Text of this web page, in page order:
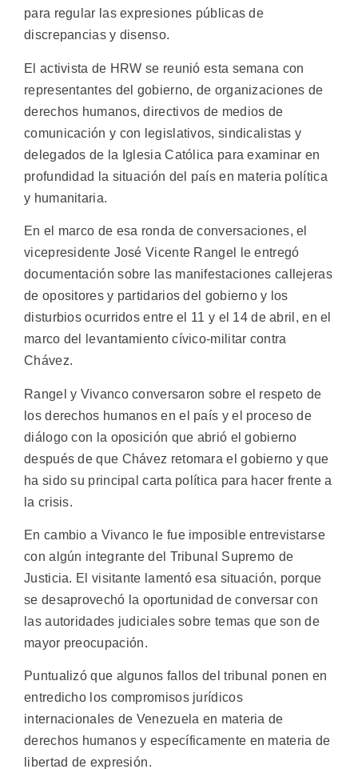
para regular las expresiones públicas de
discrepancias y disenso.
El activista de HRW se reunió esta semana con
representantes del gobierno, de organizaciones de
derechos humanos, directivos de medios de
comunicación y con legislativos, sindicalistas y
delegados de la Iglesia Católica para examinar en
profundidad la situación del país en materia política
y humanitaria.
En el marco de esa ronda de conversaciones, el
vicepresidente José Vicente Rangel le entregó
documentación sobre las manifestaciones callejeras
de opositores y partidarios del gobierno y los
disturbios ocurridos entre el 11 y el 14 de abril, en el
marco del levantamiento cívico-militar contra
Chávez.
Rangel y Vivanco conversaron sobre el respeto de
los derechos humanos en el país y el proceso de
diálogo con la oposición que abrió el gobierno
después de que Chávez retomara el gobierno y que
ha sido su principal carta política para hacer frente a
la crisis.
En cambio a Vivanco le fue imposible entrevistarse
con algún integrante del Tribunal Supremo de
Justicia. El visitante lamentó esa situación, porque
se desaprovechó la oportunidad de conversar con
las autoridades judiciales sobre temas que son de
mayor preocupación.
Puntualizó que algunos fallos del tribunal ponen en
entredicho los compromisos jurídicos
internacionales de Venezuela en materia de
derechos humanos y específicamente en materia de
libertad de expresión.